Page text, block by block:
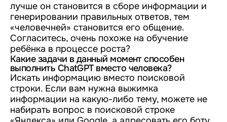
лучше он становится в сборе информации и
генерировании правильных ответов, тем
«человечней» становится его общение.
Согласитесь, очень похоже на обучение
ребёнка в процессе роста?
Какие задачи в данный момент способен
выполнить ChatGPT вместо человека?
Искать информацию вместо поисковой
строки. Если вам нужна выжимка
информации на какую-либо тему, можете не
набирать вопрос в поисковой строке